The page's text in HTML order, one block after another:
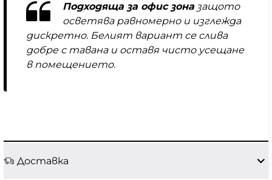
Подходяща за офис зона защото
осветява равномерно и изглежда
дискретно. Белият вариант се слива
добре с тавана и оставя чисто усещане
в помещението.
Доставка